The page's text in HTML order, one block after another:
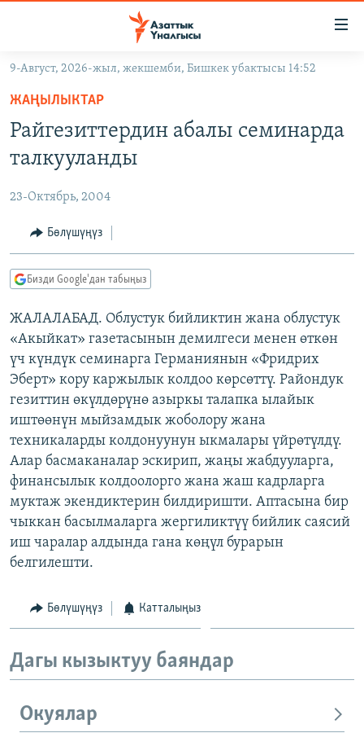
Навигацияга
өтүңүз
Издөөгө
салыңыз
ЭКОНОМИКА
МАДАНИЯТ
БОРБОР АЗИЯ
УКРАИНА
АТАЙЫН ИЛИКТӨӨ
ТВ ПРОГРАММАЛАР
ЭКСПЕРТТЕР ТАЛДАЙТ
БИЗ ЖАНА ДҮЙНӨ
ЭЖЕ-СИҢДИЛЕР
ЫҢГАЙСЫЗ СУРООЛОР
ӨЗГӨЧӨ ПИКИР
Русский
ОНЛАЙН ШЕРИНЕ
ЭЕ/АРнун бардык сайттары
9-Август, 2026-жыл, жекшемби, Бишкек убактысы 14:52
ЖАҢЫЛЫКТАР
Райгезиттердин абалы семинарда
талкууланды
23-Октябрь, 2004
Бөлүшүңүз
Бизди Google'дан табыңыз
ЖАЛАЛАБАД. Облустук бийликтин жана облустук
«Акыйкат» газетасынын демилгеси менен өткөн
үч күндүк семинарга Германиянын «Фридрих
Эберт» кору каржылык колдоо көрсөттү. Райондук
гезиттин өкүлдөрүнө азыркы талапка ылайык
иштөөнүн мыйзамдык жоболору жана
техникаларды колдонуунун ыкмалары үйрөтүлдү.
Алар басмаканалар эскирип, жаңы жабдууларга,
финансылык колдоолорго жана жаш кадрларга
муктаж экендиктерин билдиришти. Аптасына бир
чыккан басылмаларга жергиликтүү бийлик саясий
иш чаралар алдында гана көңүл бурарын
белгилешти.
Бөлүшүңүз Катталыңыз
Дагы кызыктуу баяндар
Окуялар